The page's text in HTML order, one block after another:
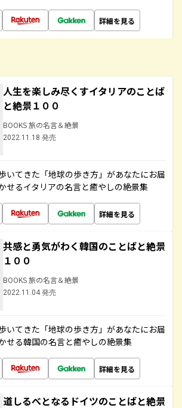
詳細を見る
人生を楽しみ尽くすイタリアのことば
と絶景１００
BOOKS 旅の名言＆絶景
2022.11.18 発売
いてきた「地球の歩き方」があなたにお届
せるイタリアの名言と癒やしの絶景集
詳細を見る
共感と勇気がわく韓国のことばと絶景
１００
BOOKS 旅の名言＆絶景
2022.11.04 発売
いてきた「地球の歩き方」があなたにお届
せる韓国の名言と癒やしの絶景集
詳細を見る
道しるべとなるドイツのことばと絶景